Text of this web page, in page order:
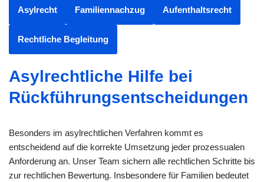
Asylrecht Familiennachzug Aufenthaltsrecht
Rechtliche Begleitung
Asylrechtliche Hilfe bei
Rückführungsentscheidungen
Besonders im asylrechtlichen Verfahren kommt es
entscheidend auf die korrekte Umsetzung jeder prozessualen
Anforderung an. Unser Team sichern alle rechtlichen Schritte bis
zur rechtlichen Bewertung. Insbesondere für Familien bedeutet